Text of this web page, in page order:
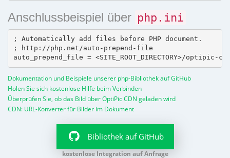
Anschlussbeispiel über php.ini
; Automatically add files before PHP document.
; http://php.net/auto-prepend-file
Dokumentation und Beispiele unserer php-Bibliothek auf GitHub
Holen Sie sich kostenlose Hilfe beim Verbinden
Überprüfen Sie, ob das Bild über OptiPic CDN geladen wird
CDN: URL-Konverter für Bilder im Dokument
Bibliothek auf GitHub
kostenlose Integration auf Anfrage